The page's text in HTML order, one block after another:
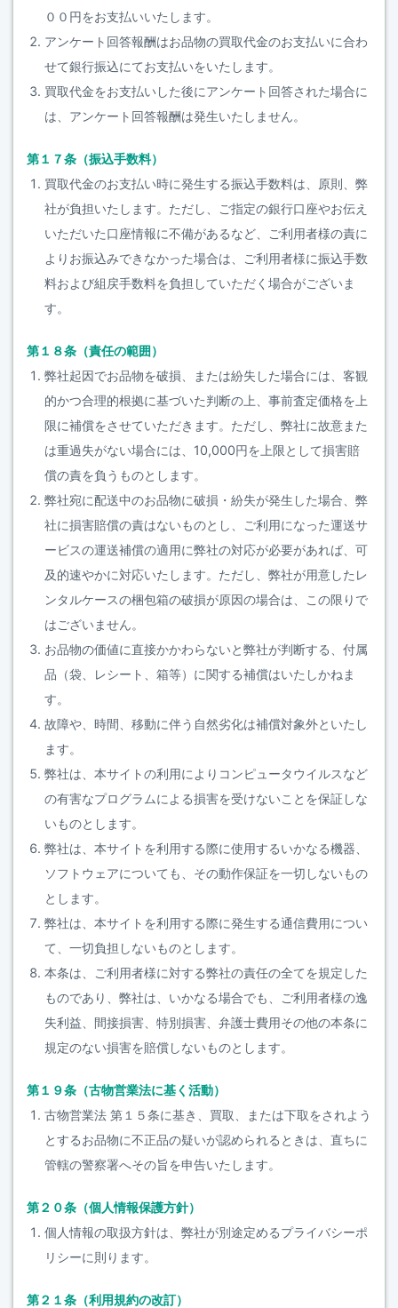
００円をお支払いいたします。
アンケート回答報酬はお品物の買取代金のお支払いに合わ
せて銀行振込にてお支払いをいたします。
買取代金をお支払いした後にアンケート回答された場合に
は、アンケート回答報酬は発生いたしません。
第１７条（振込手数料）
買取代金のお支払い時に発生する振込手数料は、原則、弊
社が負担いたします。ただし、ご指定の銀行口座やお伝え
いただいた口座情報に不備があるなど、ご利用者様の責に
よりお振込みできなかった場合は、ご利用者様に振込手数
料および組戻手数料を負担していただく場合がございま
す。
第１８条（責任の範囲）
弊社起因でお品物を破損、または紛失した場合には、客観
的かつ合理的根拠に基づいた判断の上、事前査定価格を上
限に補償をさせていただきます。ただし、弊社に故意また
は重過失がない場合には、10,000円を上限として損害賠
償の責を負うものとします。
弊社宛に配送中のお品物に破損・紛失が発生した場合、弊
社に損害賠償の責はないものとし、ご利用になった運送サ
ービスの運送補償の適用に弊社の対応が必要があれば、可
及的速やかに対応いたします。ただし、弊社が用意したレ
ンタルケースの梱包箱の破損が原因の場合は、この限りで
はございません。
お品物の価値に直接かかわらないと弊社が判断する、付属
品（袋、レシート、箱等）に関する補償はいたしかねま
す。
故障や、時間、移動に伴う自然劣化は補償対象外といたし
ます。
弊社は、本サイトの利用によりコンピュータウイルスなど
の有害なプログラムによる損害を受けないことを保証しな
いものとします。
弊社は、本サイトを利用する際に使用するいかなる機器、
ソフトウェアについても、その動作保証を一切しないもの
とします。
弊社は、本サイトを利用する際に発生する通信費用につい
て、一切負担しないものとします。
本条は、ご利用者様に対する弊社の責任の全てを規定した
ものであり、弊社は、いかなる場合でも、ご利用者様の逸
失利益、間接損害、特別損害、弁護士費用その他の本条に
規定のない損害を賠償しないものとします。
第１９条（古物営業法に基く活動）
古物営業法 第１５条に基き、買取、または下取をされよう
とするお品物に不正品の疑いが認められるときは、直ちに
管轄の警察署へその旨を申告いたします。
第２０条（個人情報保護方針）
個人情報の取扱方針は、弊社が別途定めるプライバシーポ
リシーに則ります。
第２１条（利用規約の改訂）